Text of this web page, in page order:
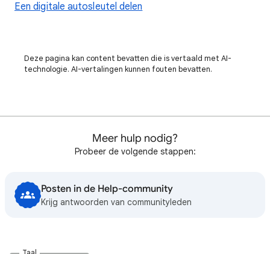
Een digitale autosleutel delen
Deze pagina kan content bevatten die is vertaald met AI-
technologie. AI-vertalingen kunnen fouten bevatten.
Meer hulp nodig?
Probeer de volgende stappen:
Posten in de Help-community
Krijg antwoorden van communityleden